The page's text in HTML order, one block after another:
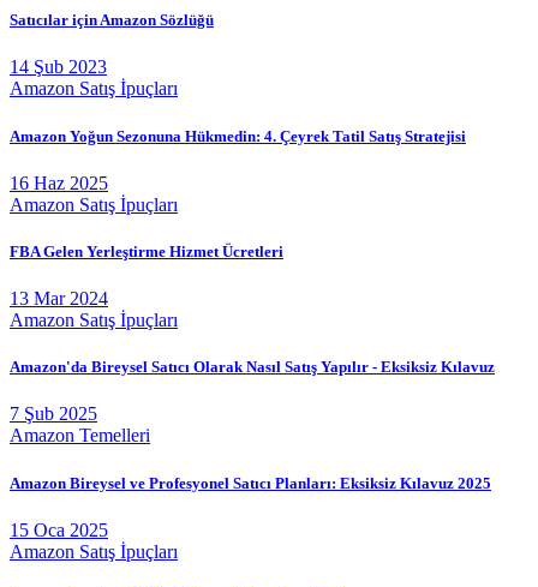
Satıcılar için Amazon Sözlüğü
14 Şub 2023
Amazon Satış İpuçları
Amazon Yoğun Sezonuna Hükmedin: 4. Çeyrek Tatil Satış Stratejisi
16 Haz 2025
Amazon Satış İpuçları
FBA Gelen Yerleştirme Hizmet Ücretleri
13 Mar 2024
Amazon Satış İpuçları
Amazon'da Bireysel Satıcı Olarak Nasıl Satış Yapılır - Eksiksiz Kılavuz
7 Şub 2025
Amazon Temelleri
Amazon Bireysel ve Profesyonel Satıcı Planları: Eksiksiz Kılavuz 2025
15 Oca 2025
Amazon Satış İpuçları